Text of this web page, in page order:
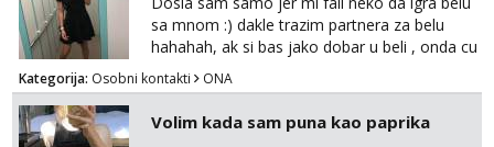
sa mnom :) dakle trazim partnera za belu
hahahah, ak si bas jako dobar u beli , onda cu
razmislit za dalje Klikni na link ispod i nadji me
tamo, cekam te!
Kategorija: Osobni kontakti ONA
Volim kada sam puna kao paprika